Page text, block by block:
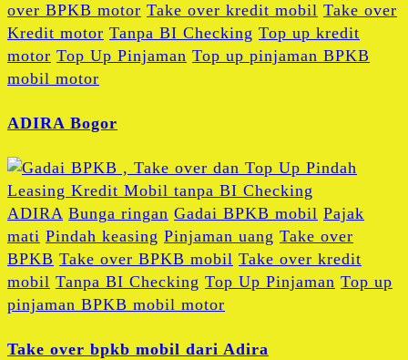
over BPKB motor Take over kredit mobil Take over
Kredit motor Tanpa BI Checking Top up kredit
motor Top Up Pinjaman Top up pinjaman BPKB
mobil motor
ADIRA Bogor
ADIRA Bunga ringan Gadai BPKB mobil Pajak
mati Pindah keasing Pinjaman uang Take over
BPKB Take over BPKB mobil Take over kredit
mobil Tanpa BI Checking Top Up Pinjaman Top up
pinjaman BPKB mobil motor
Take over bpkb mobil dari Adira